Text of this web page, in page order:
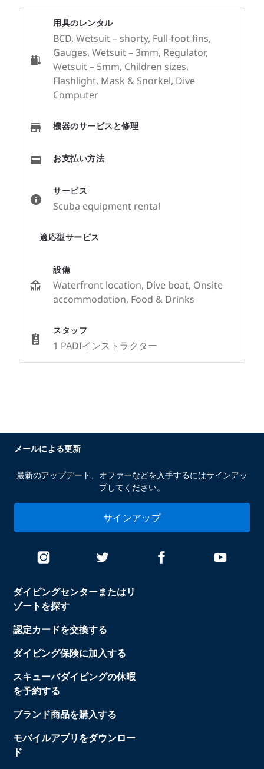
サービス
Scuba equipment rental
適応型サービス
設備
Waterfront location, Dive boat, Onsite
accommodation, Food & Drinks
スタッフ
1 PADIインストラクター
用具のレンタル
BCD, Wetsuit – shorty, Full-foot fins,
Gauges, Wetsuit – 3mm, Regulator,
Wetsuit – 5mm, Children sizes,
Flashlight, Mask & Snorkel, Dive
Computer
機器のサービスと修理
お支払い方法
ダイビングセンターまたはリ
ゾートを探す
認定カードを交換する
ダイビング保険に加入する
スキューバダイビングの休暇
を予約する
ブランド商品を購入する
モバイルアプリをダウンロー
ド
メールによる更新
最新のアップデート、オファーなどを入手するにはサインアッ
プしてください。
サインアップ